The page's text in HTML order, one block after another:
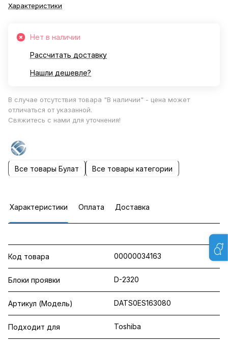
Характеристики
Нет в наличии
Рассчитать доставку
Нашли дешевле?
В случае отсутствия товара "В наличии" - цена может
отличаться от указанной.
Свяжитесь с нами для уточнения!
Все товары Булат Все товары категории
Характеристики Оплата Доставка
Код товара 00000034163
Блоки проявки D-2320
Артикул (Модель) DATS0ES163080
Подходит для Toshiba